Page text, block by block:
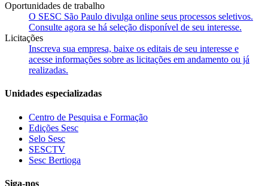
Oportunidades de trabalho
O SESC São Paulo divulga online seus processos seletivos.
Consulte agora se há seleção disponível de seu interesse.
Licitações
Inscreva sua empresa, baixe os editais de seu interesse e
acesse informações sobre as licitações em andamento ou já
realizadas.
Unidades especializadas
Centro de Pesquisa e Formação
Edições Sesc
Selo Sesc
SESCTV
Sesc Bertioga
Siga-nos